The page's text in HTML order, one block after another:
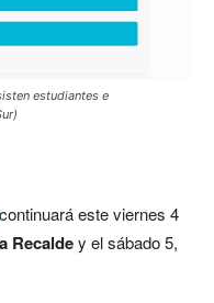
estudiantes e
continuará este viernes 4
Recaldey el sábado 5,